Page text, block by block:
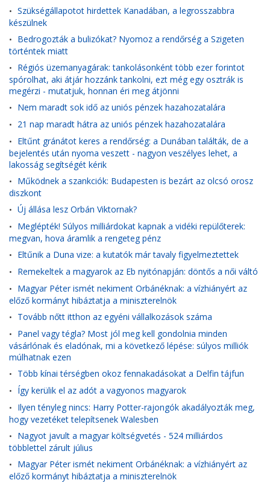
• Szükségállapotot hirdettek Kanadában, a legrosszabbra
készülnek
• Bedrogozták a bulizókat? Nyomoz a rendőrség a Szigeten
történtek miatt
• Régiós üzemanyagárak: tankolásonként több ezer forintot
spórolhat, aki átjár hozzánk tankolni, ezt még egy osztrák is
megérzi - mutatjuk, honnan éri meg átjönni
• Nem maradt sok idő az uniós pénzek hazahozatalára
• 21 nap maradt hátra az uniós pénzek hazahozatalára
• Eltűnt gránátot keres a rendőrség: a Dunában találták, de a
bejelentés után nyoma veszett - nagyon veszélyes lehet, a
lakosság segítségét kérik
• Működnek a szankciók: Budapesten is bezárt az olcsó orosz
diszkont
• Új állása lesz Orbán Viktornak?
• Meglépték! Súlyos milliárdokat kapnak a vidéki repülőterek:
megvan, hova áramlik a rengeteg pénz
• Eltűnik a Duna vize: a kutatók már tavaly figyelmeztettek
• Remekeltek a magyarok az Eb nyitónapján: döntős a női váltó
• Magyar Péter ismét nekiment Orbánéknak: a vízhiányért az
előző kormányt hibáztatja a miniszterelnök
• Tovább nőtt itthon az egyéni vállalkozások száma
• Panel vagy tégla? Most jól meg kell gondolnia minden
vásárlónak és eladónak, mi a következő lépése: súlyos milliók
múlhatnak ezen
• Több kínai térségben okoz fennakadásokat a Delfin tájfun
• Így kerülik el az adót a vagyonos magyarok
• Ilyen tényleg nincs: Harry Potter-rajongók akadályozták meg,
hogy vezetéket telepítsenek Walesben
• Nagyot javult a magyar költségvetés - 524 milliárdos
többlettel zárult július
• Magyar Péter ismét nekiment Orbánéknak: a vízhiányért az
előző kormányt hibáztatja a miniszterelnök